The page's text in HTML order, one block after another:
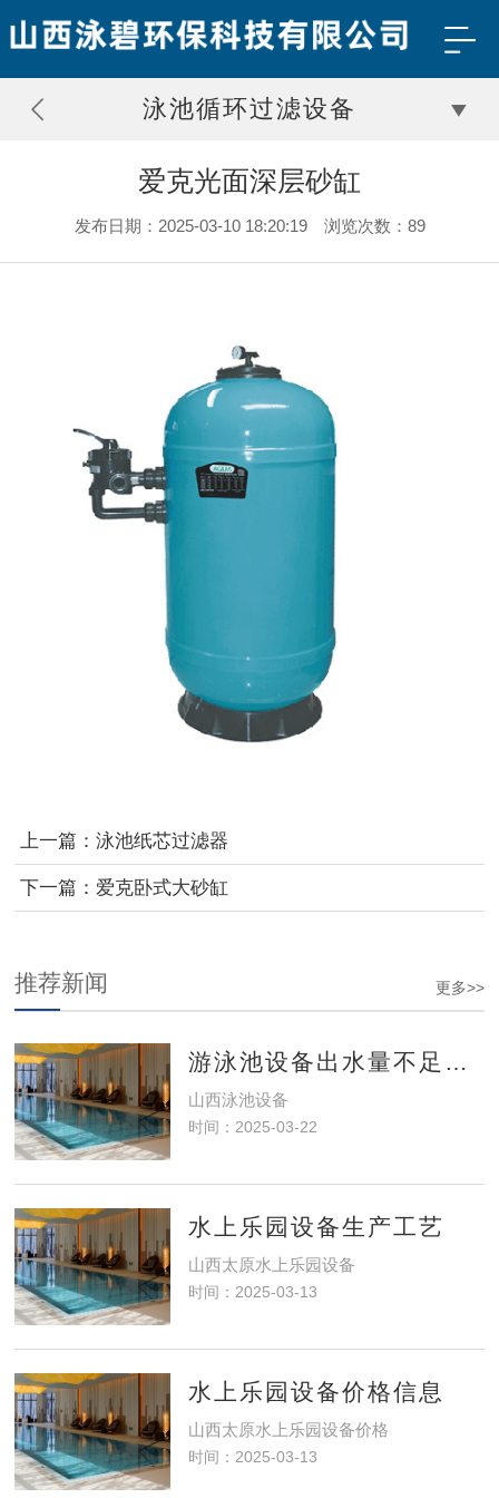
泳池循环过滤设备
爱克光面深层砂缸
发布日期：2025-03-10 18:20:19 浏览次数：89
上一篇： 泳池纸芯过滤器
下一篇： 爱克卧式大砂缸
更多>>
推荐新闻
游泳池设备出水量不足怎么办？
山西泳池设备​
时间：2025-03-22
水上乐园设备生产工艺
山西太原水上乐园设备
时间：2025-03-13
水上乐园设备价格信息
山西太原水上乐园设备价格
时间：2025-03-13